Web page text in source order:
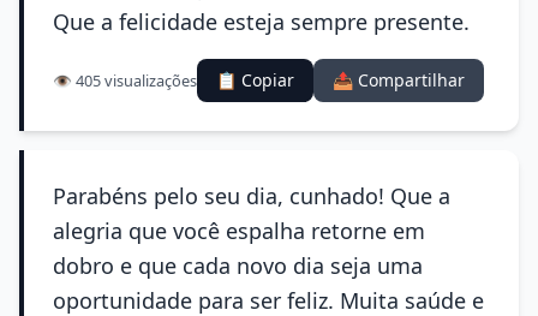
Que a felicidade esteja sempre presente.
👁️ 405 visualizações 📋 Copiar 📤 Compartilhar
Parabéns pelo seu dia, cunhado! Que a
alegria que você espalha retorne em
dobro e que cada novo dia seja uma
oportunidade para ser feliz. Muita saúde e